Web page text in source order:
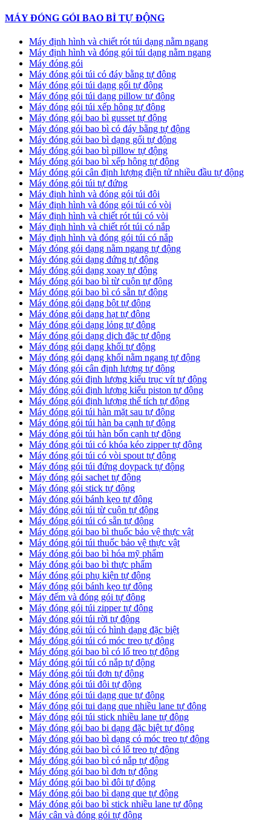
MÁY ĐÓNG GÓI BAO BÌ TỰ ĐỘNG
Máy định hình và chiết rót túi dạng nằm ngang
Máy định hình và đóng gói túi dạng nằm ngang
Máy đóng gói
Máy đóng gói túi có đáy bằng tự động
Máy đóng gói túi dạng gối tự động
Máy đóng gói túi dạng pillow tự động
Máy đóng gói túi xếp hông tự động
Máy đóng gói bao bì gusset tự động
Máy đóng gói bao bì có đáy bằng tự động
Máy đóng gói bao bì dạng gối tự động
Máy đóng gói bao bì pillow tự động
Máy đóng gói bao bì xếp hông tự động
Máy đóng gói cân định lượng điện tử nhiều đầu tự động
Máy đóng gói túi tự đứng
Máy định hình và đóng gói túi đôi
Máy định hình và đóng gói túi có vòi
Máy định hình và chiết rót túi có vòi
Máy định hình và chiết rót túi có nắp
Máy định hình và đóng gói túi có nắp
Máy đóng gói dạng nằm ngang tự động
Máy đóng gói dạng đứng tự động
Máy đóng gói dạng xoay tự động
Máy đóng gói bao bì từ cuộn tự động
Máy đóng gói bao bì có sẵn tự động
Máy đóng gói dạng bột tự động
Máy đóng gói dạng hạt tự động
Máy đóng gói dạng lỏng tự động
Máy đóng gói dạng dịch đặc tự động
Máy đóng gói dạng khối tự động
Máy đóng gói dạng khối nằm ngang tự động
Máy đóng gói cân định lượng tự động
Máy đóng gói định lượng kiểu trục vít tự động
Máy đóng gói định lượng kiểu piston tự động
Máy đóng gói định lượng thể tích tự động
Máy đóng gói túi hàn mặt sau tự động
Máy đóng gói túi hàn ba cạnh tự động
Máy đóng gói túi hàn bốn cạnh tự động
Máy đóng gói túi có khóa kéo zipper tự động
Máy đóng gói túi có vòi spout tự động
Máy đóng gói túi đứng doypack tự động
Máy đóng gói sachet tự động
Máy đóng gói stick tự động
Máy đóng gói bánh kẹo tự động
Máy đóng gói túi từ cuộn tự động
Máy đóng gói túi có sẵn tự động
Máy đóng gói bao bì thuốc bảo vệ thực vật
Máy đóng gói túi thuốc bảo vệ thực vật
Máy đóng gói bao bì hóa mỹ phẩm
Máy đóng gói bao bì thực phẩm
Máy đóng gói phụ kiện tự động
Máy đóng gói bánh kẹo tự động
Máy đếm và đóng gói tự động
Máy đóng gói túi zipper tự động
Máy đóng gói túi rời tự động
Máy đóng gói túi có hình dạng đặc biệt
Máy đóng gói túi có móc treo tự động
Máy đóng gói bao bì có lổ treo tự động
Máy đóng gói túi có nắp tự động
Máy đóng gói túi đơn tự động
Máy đóng gói túi đôi tự động
Máy đóng gói túi dạng que tự động
Máy đóng gói tui dạng que nhiều lane tự động
Máy đóng gói túi stick nhiều lane tự động
Máy đóng gói bao bi dạng đặc biệt tự động
Máy đóng gói bao bì dạng có móc treo tự động
Máy đóng gói bao bì có lổ treo tự động
Máy đóng gói bao bì có nắp tự động
Máy đóng gói bao bì đơn tự động
Máy đóng gói bao bì đôi tự động
Máy đóng gói bao bì dạng que tự động
Máy đóng gói bao bì stick nhiều lane tự động
Máy cân và đóng gói tự động